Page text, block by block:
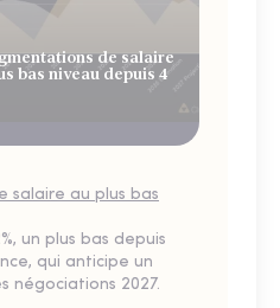
de salaire
bas niveau depuis 4
salaire au plus bas
un plus bas depuis
qui anticipe un
négociations 2027.